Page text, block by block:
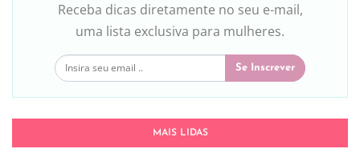
Receba dicas diretamente no seu e-mail,
uma lista exclusiva para mulheres.
Se Inscrever
MAIS LIDAS